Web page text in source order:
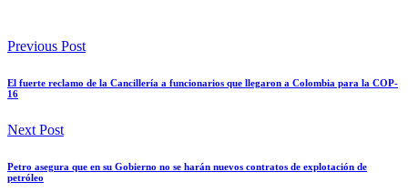
Previous Post
El fuerte reclamo de la Cancillería a funcionarios que llegaron a Colombia para la COP-
16
Next Post
Petro asegura que en su Gobierno no se harán nuevos contratos de explotación de
petróleo